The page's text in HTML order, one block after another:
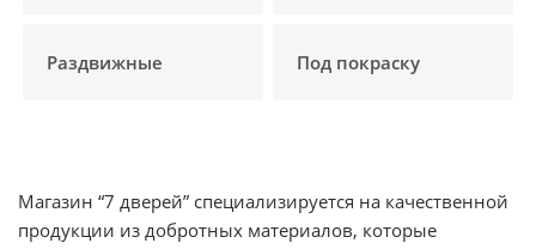
Раздвижные Под покраску
Магазин “7 дверей” специализируется на качественной
продукции из добротных материалов, которые